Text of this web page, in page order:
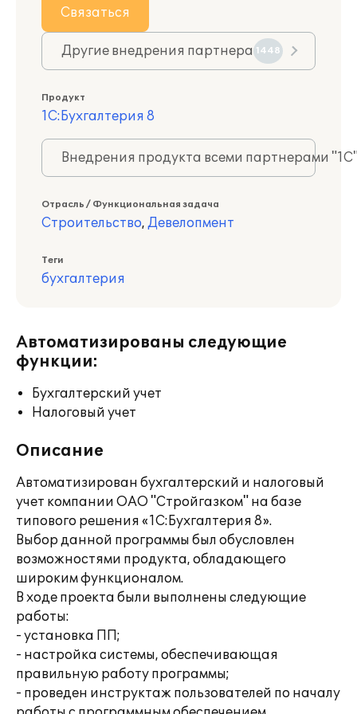
Связаться
Другие внедрения партнера 1448
Продукт
1С:Бухгалтерия 8
Внедрения продукта всеми партнерами
Отрасль / Функциональная задача
Строительство, Девелопмент
Теги
бухгалтерия
Автоматизированы следующие
функции:
Бухгалтерский учет
Налоговый учет
Описание
Автоматизирован бухгалтерский и налоговый
учет компании ОАО "Стройгазком" на базе
типового решения «1С:Бухгалтерия 8».
Выбор данной программы был обусловлен
возможностями продукта, обладающего
широким функционалом.
В ходе проекта были выполнены следующие
работы:
- установка ПП;
- настройка системы, обеспечивающая
правильную работу программы;
- проведен инструктаж пользователей по началу